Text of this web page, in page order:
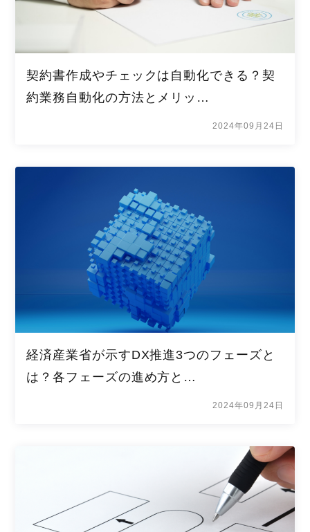
契約書作成やチェックは自動化できる？契
約業務自動化の方法とメリッ…
2024年09月24日
経済産業省が示すDX推進3つのフェーズと
は？各フェーズの進め方と…
2024年09月24日